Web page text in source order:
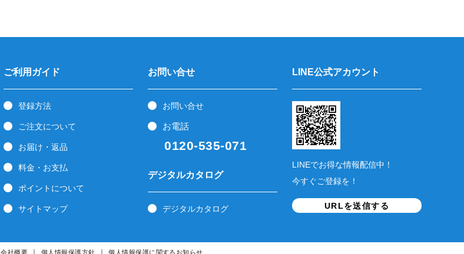
ご利用ガイド
登録方法
ご注文について
お届け・返品
料金・お支払
ポイントについて
サイトマップ
お問い合せ
お問い合せ
お電話
0120-535-071
デジタルカタログ
デジタルカタログ
LINE公式アカウント
LINEでお得な情報配信中！
今すぐご登録を！
URLを送信する
会社概要 個人情報保護方針 個人情報保護に関するお知らせ